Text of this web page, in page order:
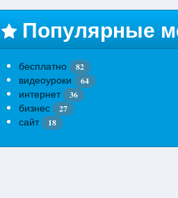
Популярные
бесплатно 82
видеоуроки 64
интернет 36
бизнес 27
сайт 18